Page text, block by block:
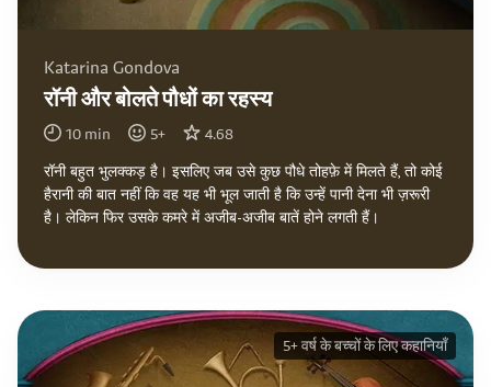
Katarina Gondova
रॉनी और बोलते पौधों का रहस्य
10 min 5+ 4.68
रॉनी बहुत भुलक्कड़ है। इसलिए जब उसे कुछ पौधे तोहफ़े में मिलते हैं, तो कोई
हैरानी की बात नहीं कि वह यह भी भूल जाती है कि उन्हें पानी देना भी ज़रूरी
है। लेकिन फिर उसके कमरे में अजीब-अजीब बातें होने लगती हैं।
5+ वर्ष के बच्चों के लिए कहानियाँ